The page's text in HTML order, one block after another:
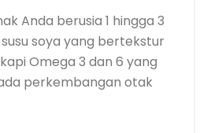
Anda berusia 1 hingga 3
soya yang bertekstur
Omega 3 dan 6 yang
perkembangan otak